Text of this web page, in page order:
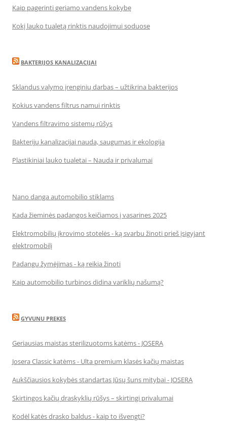
Kaip pagerinti geriamo vandens kokybę
Kokį lauko tualetą rinktis naudojimui soduose
BAKTERIJOS KANALIZACIJAI
Sklandus valymo įrenginių darbas – užtikrina bakterijos
Kokius vandens filtrus namui rinktis
Vandens filtravimo sistemų rūšys
Bakterijų kanalizacijai nauda, saugumas ir ekologija
Plastikiniai lauko tualetai – Nauda ir privalumai
Nano danga automobilio stiklams
Kada žieminės padangos keičiamos į vasarines 2025
Elektromobilių įkrovimo stotelės - ką svarbu žinoti prieš įsigyjant
elektromobilį
Padangų žymėjimas - ką reikia žinoti
Kaip automobilio turbinos didina variklių našumą?
GYVUNU PREKES
Geriausias maistas sterilizuotoms katėms - JOSERA
Josera Classic katėms - Ulta premium klasės kačių maistas
Aukščiausios kokybės standartas Jūsų šuns mitybai - JOSERA
Skirtingos kačių draskyklių rūšys – skirtingi privalumai
Kodėl katės drasko baldus - kaip to išvengti?